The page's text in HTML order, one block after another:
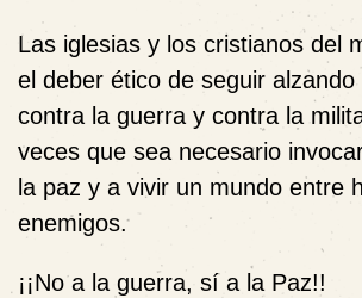
Las iglesias y los cristianos del
el deber ético de seguir
contra la guerra y contra la
veces que sea necesario
la paz y a vivir un mundo entre
enemigos.
¡¡No a la guerra, sí a la Paz!!